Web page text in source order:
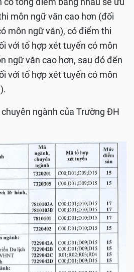
môn ngữ văn cao hơn (đối
môn ngữ văn), có điểm thi
với tổ hợp xét tuyển có môn
ngữ văn cao hơn, sau đó đến
với tổ hợp xét tuyển có môn
ngành của Trường ĐH